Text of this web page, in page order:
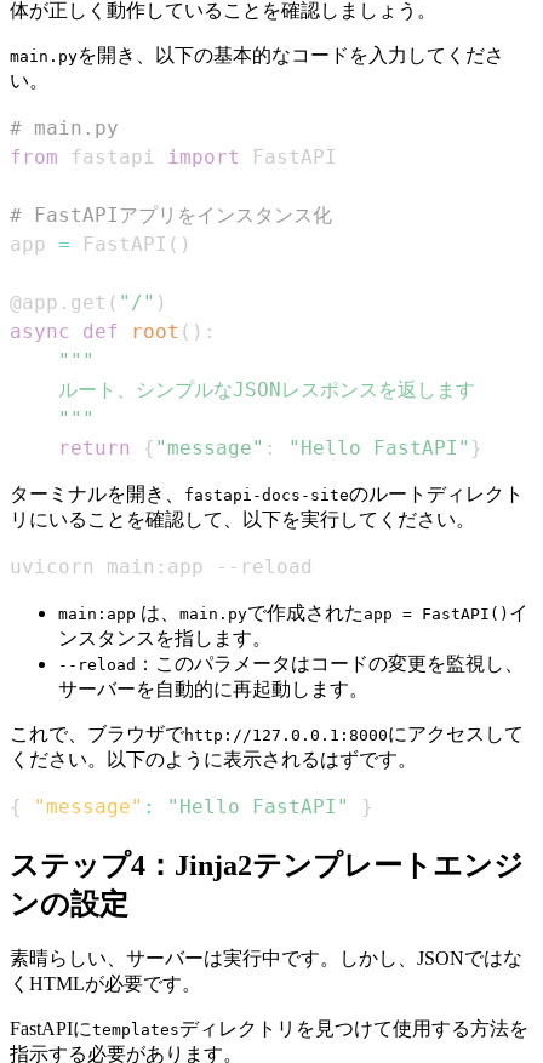
体が正しく動作していることを確認しましょう。
main.pyを開き、以下の基本的なコードを入力してくださ
い。
# main.py
from fastapi import
# FastAPIアプリをインスタンス化
app = FastAPI ( )
@app . get ( "/" )
async
def root ( ) :
    """
return
{ "message" : "Hello FastAPI" }
ターミナルを開き、 fastapi-docs-siteのルートディレクト
リにいることを確認して、以下を実行してください。
uvicorn main:app --reload
main:app は、 main.pyで作成された app = FastAPI() イ
ンスタンスを指します。
--reload ：このパラメータはコードの変更を監視し、
サーバーを自動的に再起動します。
これで、ブラウザでhttp://127.0.0.1:8000にアクセスして
ください。以下のように表示されるはずです。
{ "message" : "Hello FastAPI" }
ステップ4：Jinja2テンプレートエンジ
ンの設定
素晴らしい、サーバーは実行中です。しかし、JSONではな
くHTMLが必要です。
FastAPIにtemplatesディレクトリを見つけて使用する方法を
指示する必要があります。